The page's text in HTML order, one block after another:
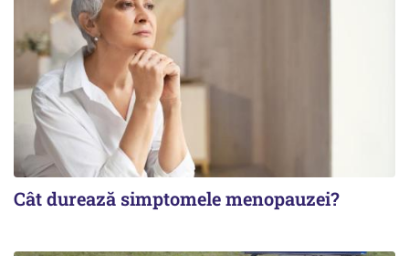
Cât durează simptomele menopauzei?